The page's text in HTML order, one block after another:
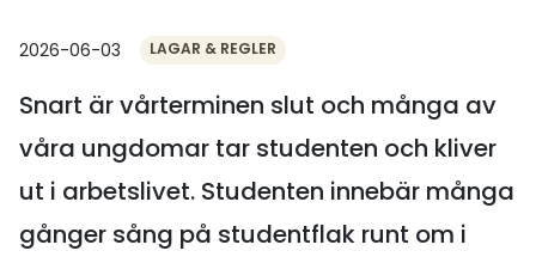
2026-06-03 LAGAR & REGLER
Snart är vårterminen slut och många av
våra ungdomar tar studenten och kliver
ut i arbetslivet. Studenten innebär många
gånger sång på studentflak runt om i